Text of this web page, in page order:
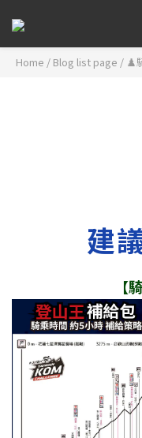
Home / Blog list page / ♟️
建
【